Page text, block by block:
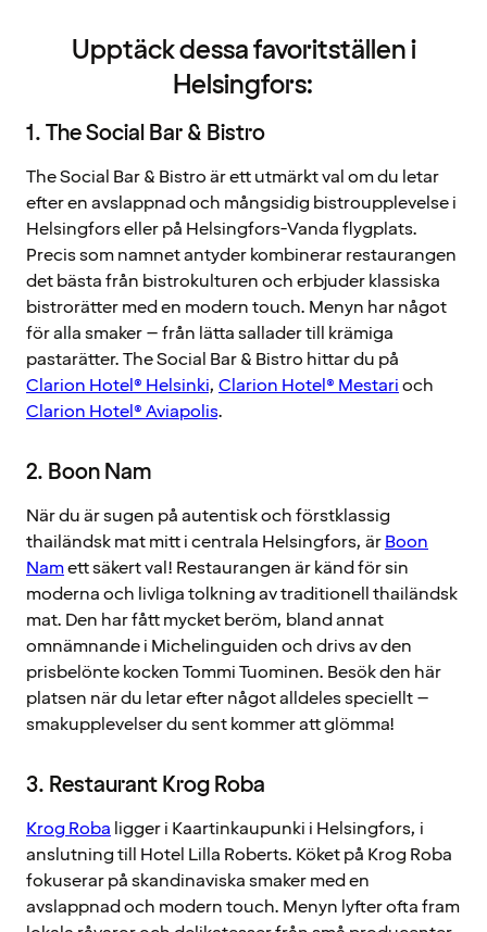
Upptäck dessa favoritställen i
Helsingfors:
1. The Social Bar & Bistro
The Social Bar & Bistro är ett utmärkt val om du letar
efter en avslappnad och mångsidig bistroupplevelse i
Helsingfors eller på Helsingfors-Vanda flygplats.
Precis som namnet antyder kombinerar restaurangen
det bästa från bistrokulturen och erbjuder klassiska
bistrorätter med en modern touch. Menyn har något
för alla smaker – från lätta sallader till krämiga
pastarätter. The Social Bar & Bistro hittar du på
Clarion Hotel® Helsinki, Clarion Hotel® Mestarioch
Clarion Hotel® Aviapolis.
2. Boon Nam
När du är sugen på autentisk och förstklassig
thailändsk mat mitt i centrala Helsingfors, ärBoon
Namett säkert val! Restaurangen är känd för sin
moderna och livliga tolkning av traditionell thailändsk
mat. Den har fått mycket beröm, bland annat
omnämnande i Michelinguiden och drivs av den
prisbelönte kocken Tommi Tuominen. Besök den här
platsen när du letar efter något alldeles speciellt –
smakupplevelser du sent kommer att glömma!
3. Restaurant Krog Roba
Krog Roba ligger i Kaartinkaupunki i Helsingfors, i
anslutning till Hotel Lilla Roberts. Köket på Krog Roba
fokuserar på skandinaviska smaker med en
avslappnad och modern touch. Menyn lyfter ofta fram